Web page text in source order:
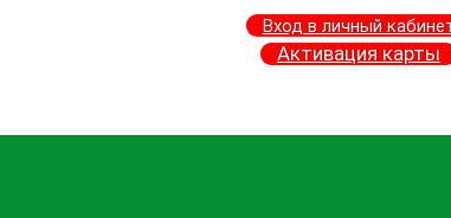
Вход в личный
Активация карты